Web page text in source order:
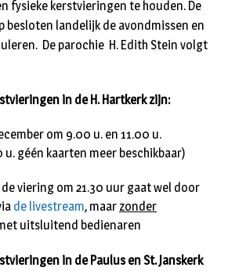
fysieke kerstvieringen te houden. De
besloten landelijk de avondmissen en
De parochie H. Edith Stein volgt
in de H. Hartkerk zijn:
om 9.00 u. en 11.00 u.
u. géén kaarten meer beschikbaar)
viering om 21.30 uur gaat wel door
de livestream, maar zonder
uitsluitend bedienaren
in de Paulus en St. Janskerk